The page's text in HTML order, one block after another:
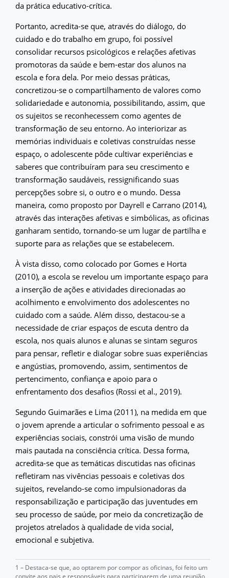
da prática educativo-crítica.
Portanto, acredita-se que, através do diálogo, do
cuidado e do trabalho em grupo, foi possível
consolidar recursos psicológicos e relações afetivas
promotoras da saúde e bem-estar dos alunos na
escola e fora dela. Por meio dessas práticas,
concretizou-se o compartilhamento de valores como
solidariedade e autonomia, possibilitando, assim, que
os sujeitos se reconhecessem como agentes de
transformação de seu entorno. Ao interiorizar as
memórias individuais e coletivas construídas nesse
espaço, o adolescente pôde cultivar experiências e
saberes que contribuíram para seu crescimento e
transformação saudáveis, ressignificando suas
percepções sobre si, o outro e o mundo. Dessa
maneira, como proposto por Dayrell e Carrano (2014),
através das interações afetivas e simbólicas, as oficinas
ganharam sentido, tornando-se um lugar de partilha e
suporte para as relações que se estabelecem.
À vista disso, como colocado por Gomes e Horta
(2010), a escola se revelou um importante espaço para
a inserção de ações e atividades direcionadas ao
acolhimento e envolvimento dos adolescentes no
cuidado com a saúde. Além disso, destacou-se a
necessidade de criar espaços de escuta dentro da
escola, nos quais alunos e alunas se sintam seguros
para pensar, refletir e dialogar sobre suas experiências
e angústias, promovendo, assim, sentimentos de
pertencimento, confiança e apoio para o
enfrentamento dos desafios (Rossi et al., 2019).
Segundo Guimarães e Lima (2011), na medida em que
o jovem aprende a articular o sofrimento pessoal e as
experiências sociais, constrói uma visão de mundo
mais pautada na consciência crítica. Dessa forma,
acredita-se que as temáticas discutidas nas oficinas
refletiram nas vivências pessoais e coletivas dos
sujeitos, revelando-se como impulsionadoras da
responsabilização e participação das juventudes em
seu processo de saúde, por meio da concretização de
projetos atrelados à qualidade de vida social,
emocional e subjetiva.
1 – Destaca-se que, ao optarem por compor as oficinas, foi feito um